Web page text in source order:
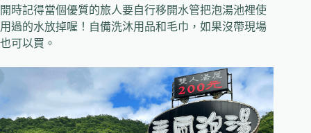
開時記得當個優質的旅人要自行移開水管把泡湯池裡使
用過的水放掉喔！自備洗沐用品和毛巾，如果沒帶現場
也可以買。